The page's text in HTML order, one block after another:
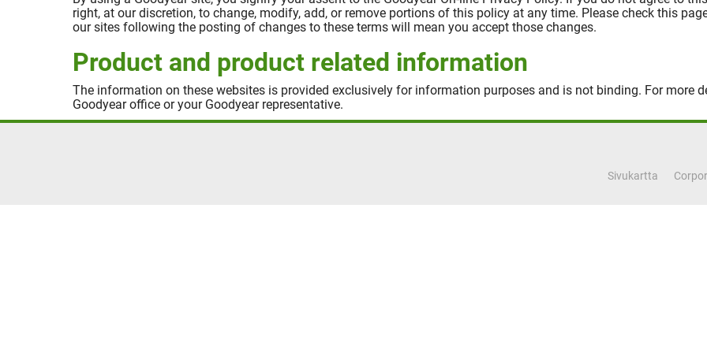
right, at our discretion, to change, modify, add, or remove portions of this policy at any time. Please check this
our sites following the posting of changes to these terms will mean you accept those changes.
Product and product related information
The information on these websites is provided exclusively for information purposes and is not binding. For more
Goodyear office or your Goodyear representative.
Sivukartta